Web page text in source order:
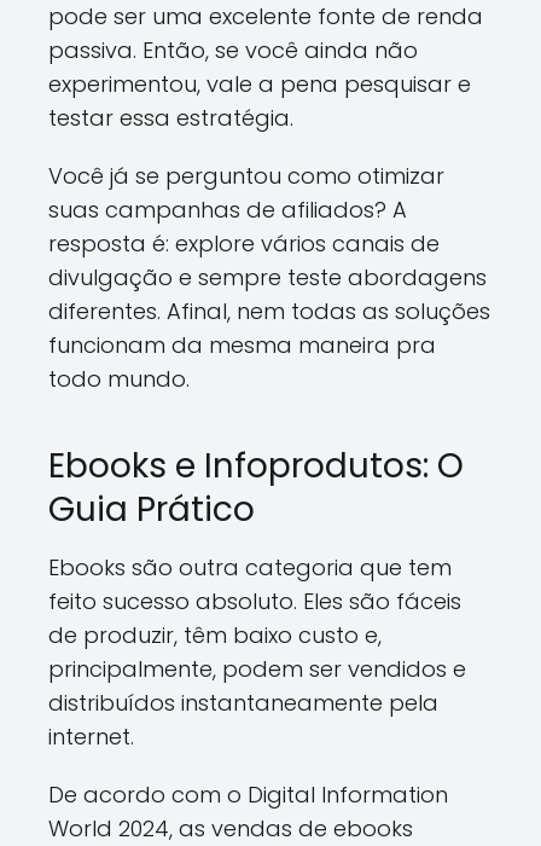
pode ser uma excelente fonte de renda
passiva. Então, se você ainda não
experimentou, vale a pena pesquisar e
testar essa estratégia.
Você já se perguntou como otimizar
suas campanhas de afiliados? A
resposta é: explore vários canais de
divulgação e sempre teste abordagens
diferentes. Afinal, nem todas as soluções
funcionam da mesma maneira pra
todo mundo.
Ebooks e Infoprodutos: O
Guia Prático
Ebooks são outra categoria que tem
feito sucesso absoluto. Eles são fáceis
de produzir, têm baixo custo e,
principalmente, podem ser vendidos e
distribuídos instantaneamente pela
internet.
De acordo com o Digital Information
World 2024, as vendas de ebooks